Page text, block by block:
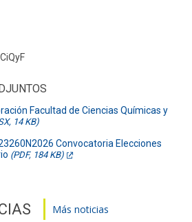
Facultad de Ciencias Químicas y
14 KB)
Convocatoria Elecciones
(PDF, 184 KB)
Más noticias